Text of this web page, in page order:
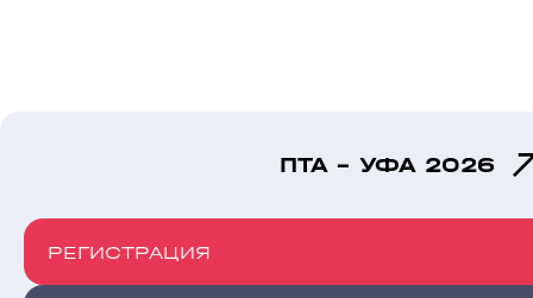
ПТА - УФА 2026
РЕГИСТРАЦИЯ